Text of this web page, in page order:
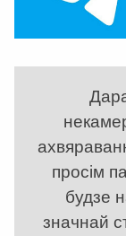
просім
будзе
значнай